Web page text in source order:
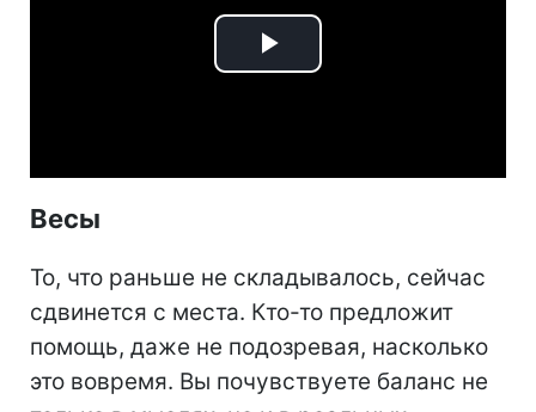
Play
Весы
То, что раньше не складывалось, сейчас
сдвинется с места. Кто-то предложит
помощь, даже не подозревая, насколько
это вовремя. Вы почувствуете баланс не